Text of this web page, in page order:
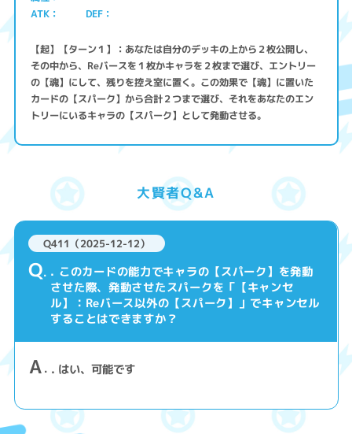
ATK
DEF
【起】【ターン１】：あなたは自分のデッキの上から２枚公開し、
その中から、Reバースを１枚かキャラを２枚まで選び、エントリー
の【魂】にして、残りを控え室に置く。この効果で【魂】に置いた
カードの【スパーク】から合計２つまで選び、それをあなたのエン
トリーにいるキャラの【スパーク】として発動させる。
大賢者Q&A
Q411（2025-12-12）
Q . このカードの能力でキャラの【スパーク】を発動
させた際、発動させたスパークを「【キャンセ
ル】：Reバース以外の【スパーク】」でキャンセル
することはできますか？
A . はい、可能です